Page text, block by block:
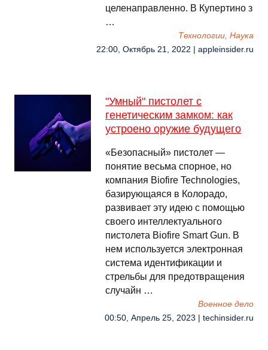
целенаправленно. В Купертино з
…
Технологии, Наука
22:00, Октябрь 21, 2022 | appleinsider.ru
"Умный" пистолет с
генетическим замком: как
устроено оружие будущего
«Безопасный» пистолет —
понятие весьма спорное, но
компания Biofire Technologies,
базирующаяся в Колорадо,
развивает эту идею с помощью
своего интеллектуального
пистолета Biofire Smart Gun. В
нем используется электронная
система идентификации и
стрельбы для предотвращения
случайн …
Военное дело
00:50, Апрель 25, 2023 | techinsider.ru